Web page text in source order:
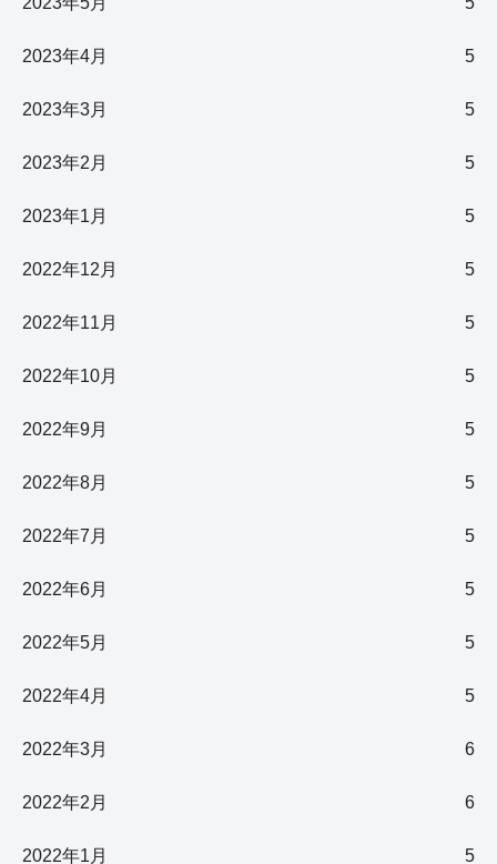
2023年4月 5
2023年3月 5
2023年2月 5
2023年1月 5
2022年12月 5
2022年11月 5
2022年10月 5
2022年9月 5
2022年8月 5
2022年7月 5
2022年6月 5
2022年5月 5
2022年4月 5
2022年3月 6
2022年2月 6
2022年1月 5